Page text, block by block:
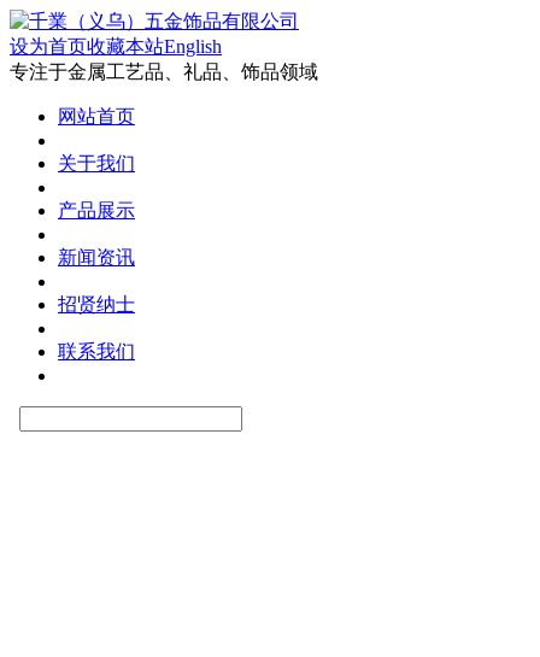
设为首页收藏本站English
专注于金属工艺品、礼品、饰品领域
网站首页
关于我们
产品展示
新闻资讯
招贤纳士
联系我们